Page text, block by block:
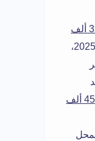
35 ألف
سنويًا، وينتهي العقد في 30 إبريل 2025،
45 ألف